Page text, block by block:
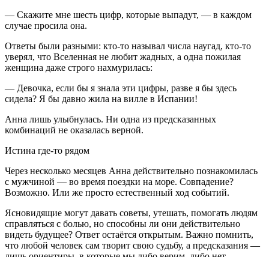
— Скажите мне шесть цифр, которые выпадут, — в каждом
случае просила она.
Ответы были разными: кто-то называл числа наугад, кто-то
уверял, что Вселенная не любит жадных, а одна пожилая
женщина даже строго нахмурилась:
— Девочка, если бы я знала эти цифры, разве я бы здесь
сидела? Я бы давно жила на вилле в Испании!
Анна лишь улыбнулась. Ни одна из предсказанных
комбинаций не оказалась верной.
Истина где-то рядом
Через несколько месяцев Анна действительно познакомилась
с мужчиной — во время поездки на море. Совпадение?
Возможно. Или же просто естественный ход событий.
Ясновидящие могут давать советы, утешать, помогать людям
справляться с болью, но способны ли они действительно
видеть будущее? Ответ остаётся открытым. Важно помнить,
что любой человек сам творит свою судьбу, а предсказания —